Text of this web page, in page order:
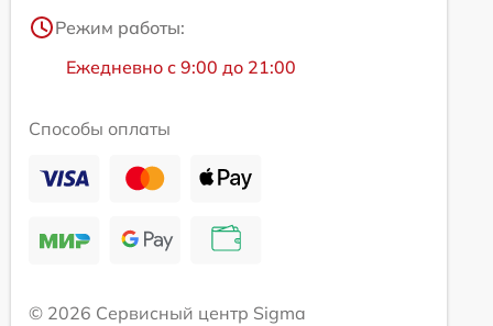
Режим работы:
Ежедневно с 9:00 до 21:00
Способы оплаты
© 2026 Сервисный центр Sigma